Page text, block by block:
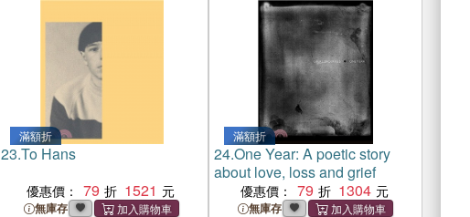
滿額折
23.To Hans
優惠價： 79 1521
無庫存
滿額折
24.One Year: A poetic story
about love, loss and grief
優惠價： 79 1304
無庫存